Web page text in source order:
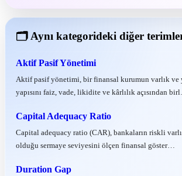
🗂 Aynı kategorideki diğer
Aktif Pasif Yönetimi
Aktif pasif yönetimi, bir finansal kurumun varlık
yapısını faiz, vade, likidite ve kârlılık açısından
Capital Adequacy Ratio
Capital adequacy ratio (CAR), bankaların riskli
olduğu sermaye seviyesini ölçen finansal göster…
Duration Gap